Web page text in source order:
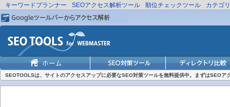
キーワードプランナー SEOアクセス解析ツール 順位チェックツール カテゴ
SEOTOOLSは、サイトのアクセスアップに必要なSEO対策ツールを無料提供中。まずはSEOア